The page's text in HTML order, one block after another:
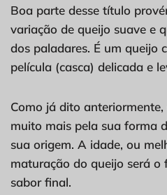
Boa parte desse título
variação de queijo suave e
dos paladares. É um queijo
película (casca) delicada e
Como já dito anteriormente,
muito mais pela sua forma
sua origem. A idade, ou
maturação do queijo será o
sabor final.